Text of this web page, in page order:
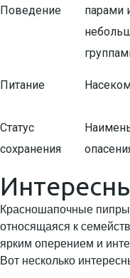
Поведение
парами
Питание
Статус
сохранения
Красношапочные
относящаяся к
ярким оперением и
Вот несколько